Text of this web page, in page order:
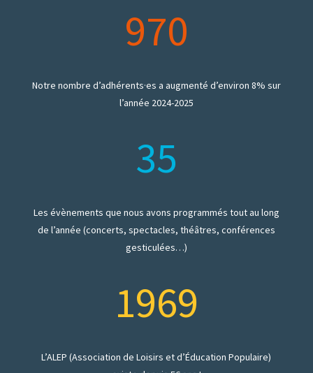
970
Notre nombre d’adhérents·es a augmenté d’environ 8% sur
l’année 2024-2025
35
Les évènements que nous avons programmés tout au long
de l’année (concerts, spectacles, théâtres, conférences
gesticulées…)
1969
L’ALEP (Association de Loisirs et d’Éducation Populaire)